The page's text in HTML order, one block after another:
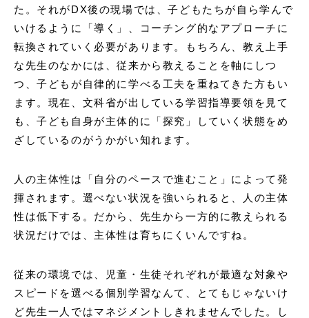
た。それがDX後の現場では、子どもたちが自ら学んで
いけるように「導く」、コーチング的なアプローチに
転換されていく必要があります。もちろん、教え上手
な先生のなかには、従来から教えることを軸にしつ
つ、子どもが自律的に学べる工夫を重ねてきた方もい
ます。現在、文科省が出している学習指導要領を見て
も、子ども自身が主体的に「探究」していく状態をめ
ざしているのがうかがい知れます。
人の主体性は「自分のペースで進むこと」によって発
揮されます。選べない状況を強いられると、人の主体
性は低下する。だから、先生から一方的に教えられる
状況だけでは、主体性は育ちにくいんですね。
従来の環境では、児童・生徒それぞれが最適な対象や
スピードを選べる個別学習なんて、とてもじゃないけ
ど先生一人ではマネジメントしきれませんでした。し